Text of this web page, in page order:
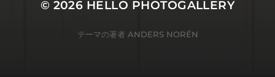
© 2026 HELLO PHOTOGALLERY
テーマの著者 ANDERS NORÉN